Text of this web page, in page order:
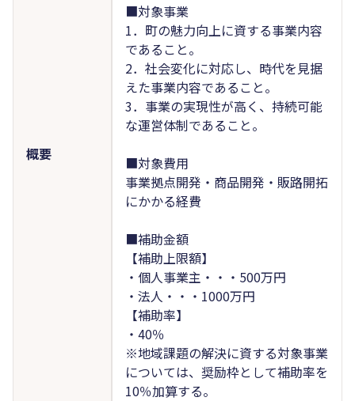
概要
■対象事業
1．町の魅力向上に資する事業内容
であること。
2．社会変化に対応し、時代を見据
えた事業内容であること。
3．事業の実現性が高く、持続可能
な運営体制であること。
■対象費用
事業拠点開発・商品開発・販路開拓
にかかる経費
■補助金額
【補助上限額】
・個人事業主・・・500万円
・法人・・・1000万円
【補助率】
・40％
※地域課題の解決に資する対象事業
については、奨励枠として補助率を
10％加算する。